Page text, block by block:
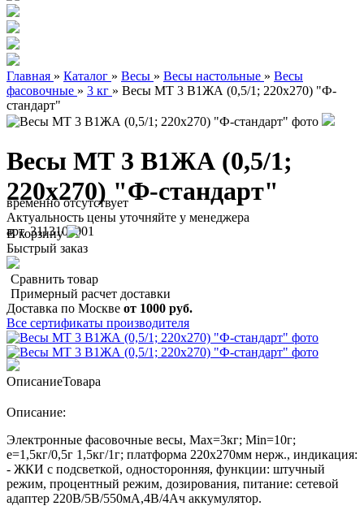
Главная » Каталог » Весы » Весы настольные » Весы
фасовочные » 3 кг » Весы МТ 3 В1ЖА (0,5/1; 220x270) "Ф-
стандарт"
Весы МТ 3 В1ЖА (0,5/1;
220x270) "Ф-стандарт"
арт. 3113100001
временно отсутствует
Актуальность цены уточняйте у менеджера
В корзину
Быстрый заказ
Сравнить товар
Примерный расчет доставки
Доставка по Москве от 1000 руб.
Все сертификаты производителя
ОписаниеТовара
Описание:
Электронные фасовочные весы, Max=3кг; Min=10г;
e=1,5кг/0,5г 1,5кг/1г; платформа 220х270мм нерж., индикация:
- ЖКИ с подсветкой, односторонняя, функции: штучный
режим, процентный режим, дозирования, питание: сетевой
адаптер 220В/5В/550мА,4В/4Ач аккумулятор.